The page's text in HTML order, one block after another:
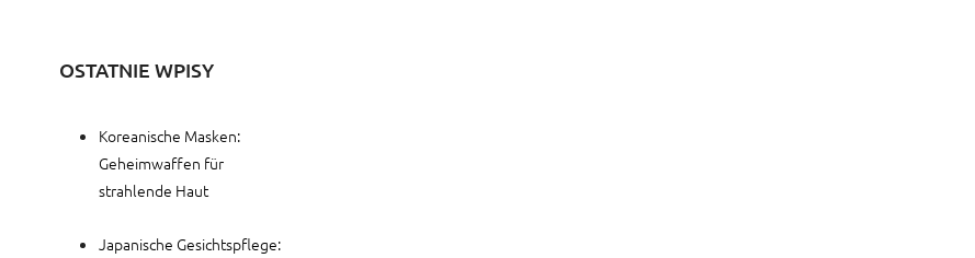
OSTATNIE WPISY
Koreanische Masken:
Geheimwaffen für
strahlende Haut
Japanische Gesichtspflege: